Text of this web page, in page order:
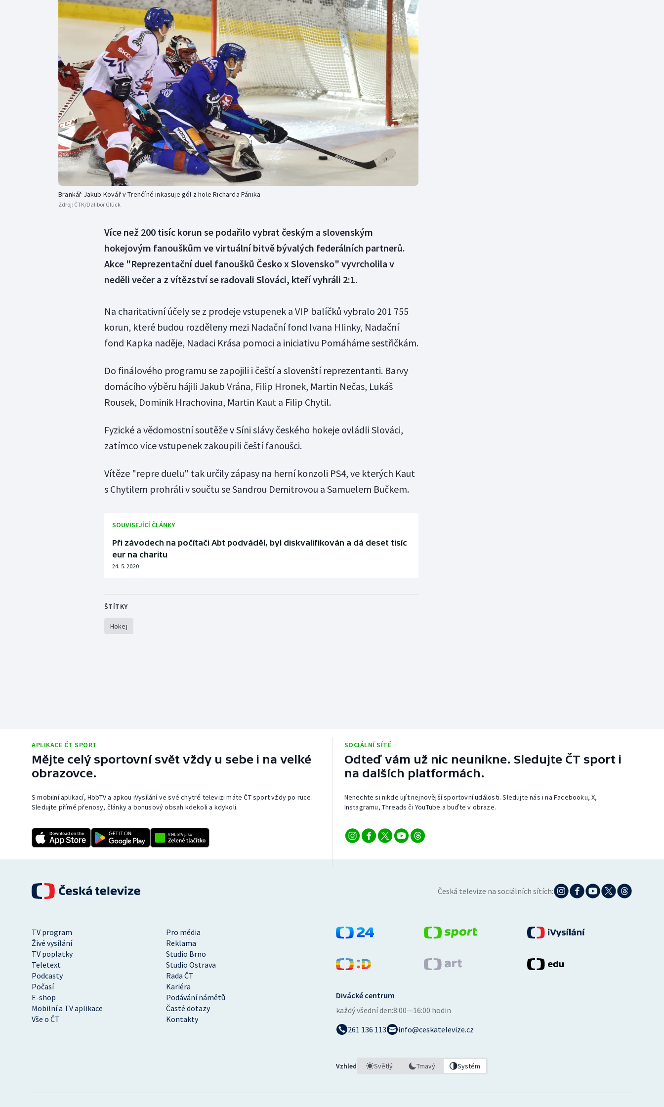
Curling
Dostihy
Florbal
Futsal
Golf
Gymnastika
Moderní pětiboj
Motorsport
Olympijské hry
Parasport
Plavání
Plážový volejbal
Triatlon
Veslování
Vodní slalom
Volejbal
Ostatní
Brankář Jakub Kovář v Trenčíně inkasuje gól z hole Richarda Pánika
Zdroj: ČTK/Dalibor Glück
Více než 200 tisíc korun se podařilo vybrat českým a slovenským
hokejovým fanouškům ve virtuální bitvě bývalých federálních partnerů.
Akce "Reprezentační duel fanoušků Česko x Slovensko" vyvrcholila v
neděli večer a z vítězství se radovali Slováci, kteří vyhráli 2:1.
Na charitativní účely se z prodeje vstupenek a VIP balíčků vybralo 201 755
korun, které budou rozděleny mezi Nadační fond Ivana Hlinky, Nadační
fond Kapka naděje, Nadaci Krása pomoci a iniciativu Pomáháme sestřičkám.
Do finálového programu se zapojili i čeští a slovenští reprezentanti. Barvy
domácího výběru hájili Jakub Vrána, Filip Hronek, Martin Nečas, Lukáš
Rousek, Dominik Hrachovina, Martin Kaut a Filip Chytil.
Fyzické a vědomostní soutěže v Síni slávy českého hokeje ovládli Slováci,
zatímco více vstupenek zakoupili čeští fanoušci.
Vítěze "repre duelu" tak určily zápasy na herní konzoli PS4, ve kterých Kaut
s Chytilem prohráli v součtu se Sandrou Demitrovou a Samuelem Bučkem.
SOUVISEJÍCÍ ČLÁNKY
Při závodech na počítači Abt podváděl, byl diskvalifikován a dá deset tisíc
eur na charitu
24. 5. 2020
ŠTÍTKY
Hokej
APLIKACE ČT SPORT
Mějte celý sportovní svět vždy u sebe i na velké
obrazovce.
S mobilní aplikací, HbbTV a apkou iVysílání ve své chytré televizi máte ČT sport vždy po ruce.
Sledujte přímé přenosy, články a bonusový obsah kdekoli a kdykoli.
SOCIÁLNÍ SÍTĚ
Odteď vám už nic neunikne. Sledujte ČT sport i
na dalších platformách.
Nenechte si nikde ujít nejnovější sportovní události. Sledujte nás i na Facebooku, X,
Instagramu, Threads či YouTube a buďte v obraze.
Česká televize na sociálních sítích:
TV program
Pro média
Živé vysílání
Reklama
TV poplatky
Studio Brno
Teletext
Studio Ostrava
Podcasty
Rada ČT
Počasí
Kariéra
E-shop
Podávání námětů
Mobilní a TV aplikace
Časté dotazy
Vše o ČT
Kontakty
Divácké centrum
každý všední den:8:00—16:00 hodin
261 136 113
info@ceskatelevize.cz
Vzhled Světlý Tmavý Systém